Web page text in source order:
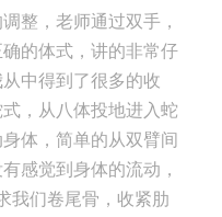
整，老师通过双手，
的体式，讲的非常仔
中得到了很多的收
，从八体投地进入蛇
体， 简单的从双臂间
感觉到身体的流动，
我们卷尾骨，收紧肋